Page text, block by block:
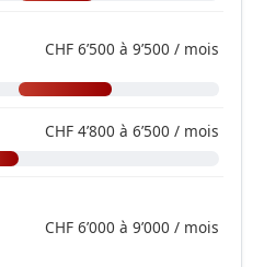
CHF 6’500 à 9’500 / mois
CHF 4’800 à 6’500 / mois
CHF 6’000 à 9’000 / mois